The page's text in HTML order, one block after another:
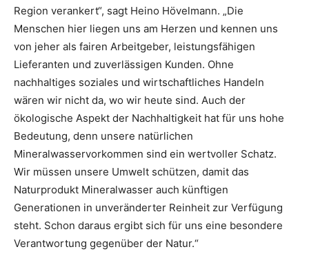
Region verankert“, sagt Heino Hövelmann. „Die
Menschen hier liegen uns am Herzen und kennen uns
von jeher als fairen Arbeitgeber, leistungsfähigen
Lieferanten und zuverlässigen Kunden. Ohne
nachhaltiges soziales und wirtschaftliches Handeln
wären wir nicht da, wo wir heute sind. Auch der
ökologische Aspekt der Nachhaltigkeit hat für uns hohe
Bedeutung, denn unsere natürlichen
Mineralwasservorkommen sind ein wertvoller Schatz.
Wir müssen unsere Umwelt schützen, damit das
Naturprodukt Mineralwasser auch künftigen
Generationen in unveränderter Reinheit zur Verfügung
steht. Schon daraus ergibt sich für uns eine besondere
Verantwortung gegenüber der Natur.“